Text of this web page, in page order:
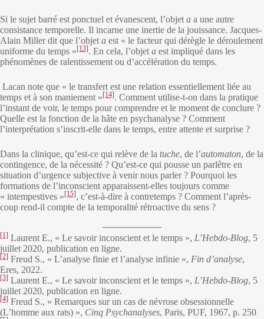
Si le sujet barré est ponctuel et évanescent, l’objet a a une autre
consistance temporelle. Il incarne une inertie de la jouissance. Jacques-
Alain Miller dit que l’objet a est « le facteur qui dérègle le déroulement
uniforme du temps »[13]. En cela, l’objet a est impliqué dans les
phénomènes de ralentissement ou d’accélération du temps.
Lacan note que « le transfert est une relation essentiellement liée au
temps et à son maniement »[14]. Comment utilise-t-on dans la pratique
l’instant de voir, le temps pour comprendre et le moment de conclure ?
Quelle est la fonction de la hâte en psychanalyse ? Comment
l’interprétation s’inscrit-elle dans le temps, entre attente et surprise ?
Dans la clinique, qu’est-ce qui relève de la tuche, de l’automaton, de la
contingence, de la nécessité ? Qu’est-ce qui pousse un parlêtre en
situation d’urgence subjective à venir nous parler ? Pourquoi les
formations de l’inconscient apparaissent-elles toujours comme
« intempestives »[15], c’est-à-dire à contretemps ? Comment l’après-
coup rend-il compte de la temporalité rétroactive du sens ?
[1] Laurent E., « Le savoir inconscient et le temps », L’Hebdo-Blog, 5
juillet 2020, publication en ligne.
[2] Freud S., « L’analyse finie et l’analyse infinie », Fin d’analyse,
Eres, 2022.
[3] Laurent E., « Le savoir inconscient et le temps », L’Hebdo-Blog, 5
juillet 2020, publication en ligne.
[4] Freud S., « Remarques sur un cas de névrose obsessionnelle
(L’homme aux rats) », Cinq Psychanalyses, Paris, PUF, 1967, p. 250